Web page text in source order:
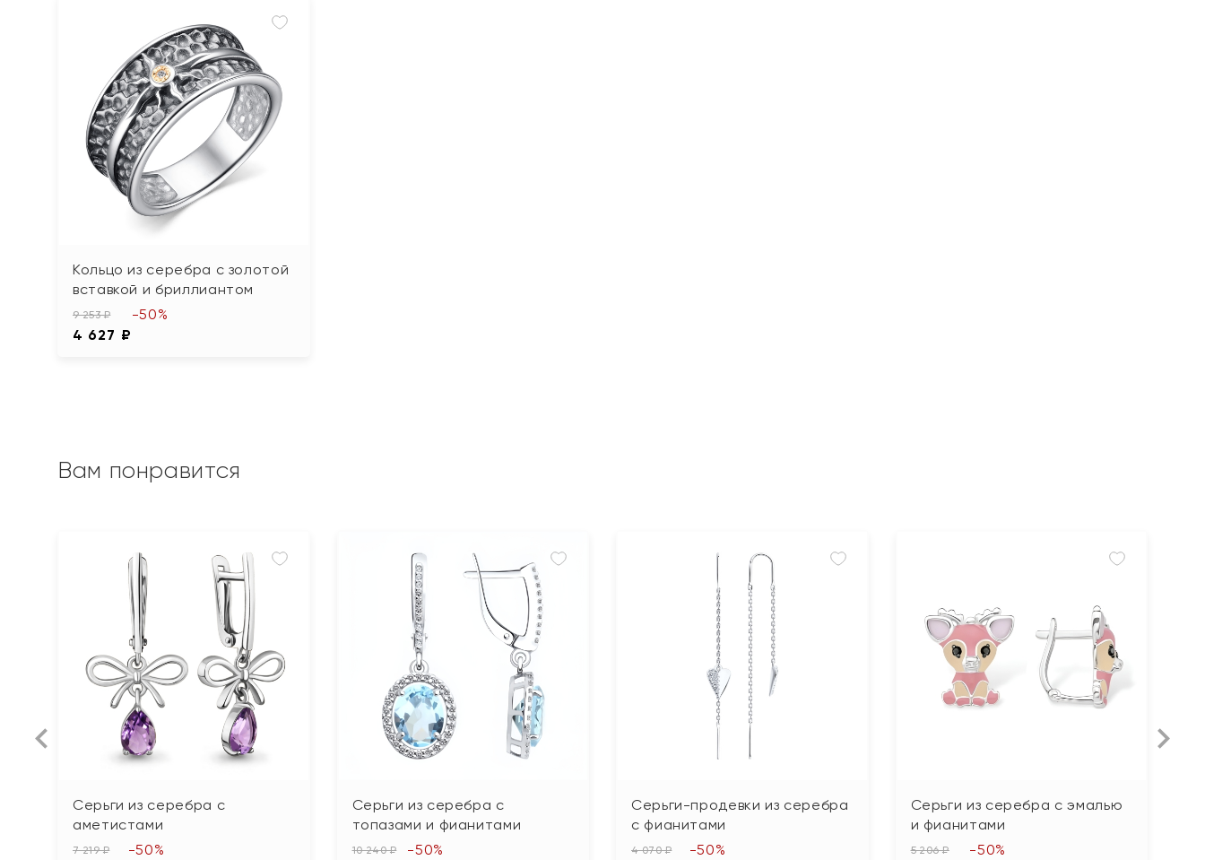
Кольцо из серебра с золотой
вставкой и бриллиантом
9 253 ₽
4 627 ₽
-50%
Вам понравится
Серьги из серебра с
аметистами
7 219 ₽ -50%
Серьги из серебра с
топазами и фианитами
10 240 ₽ -50%
Серьги-продевки из серебра
с фианитами
4 070 ₽ -50%
Серьги из серебра с эмалью
и фианитами
5 206 ₽ -50%